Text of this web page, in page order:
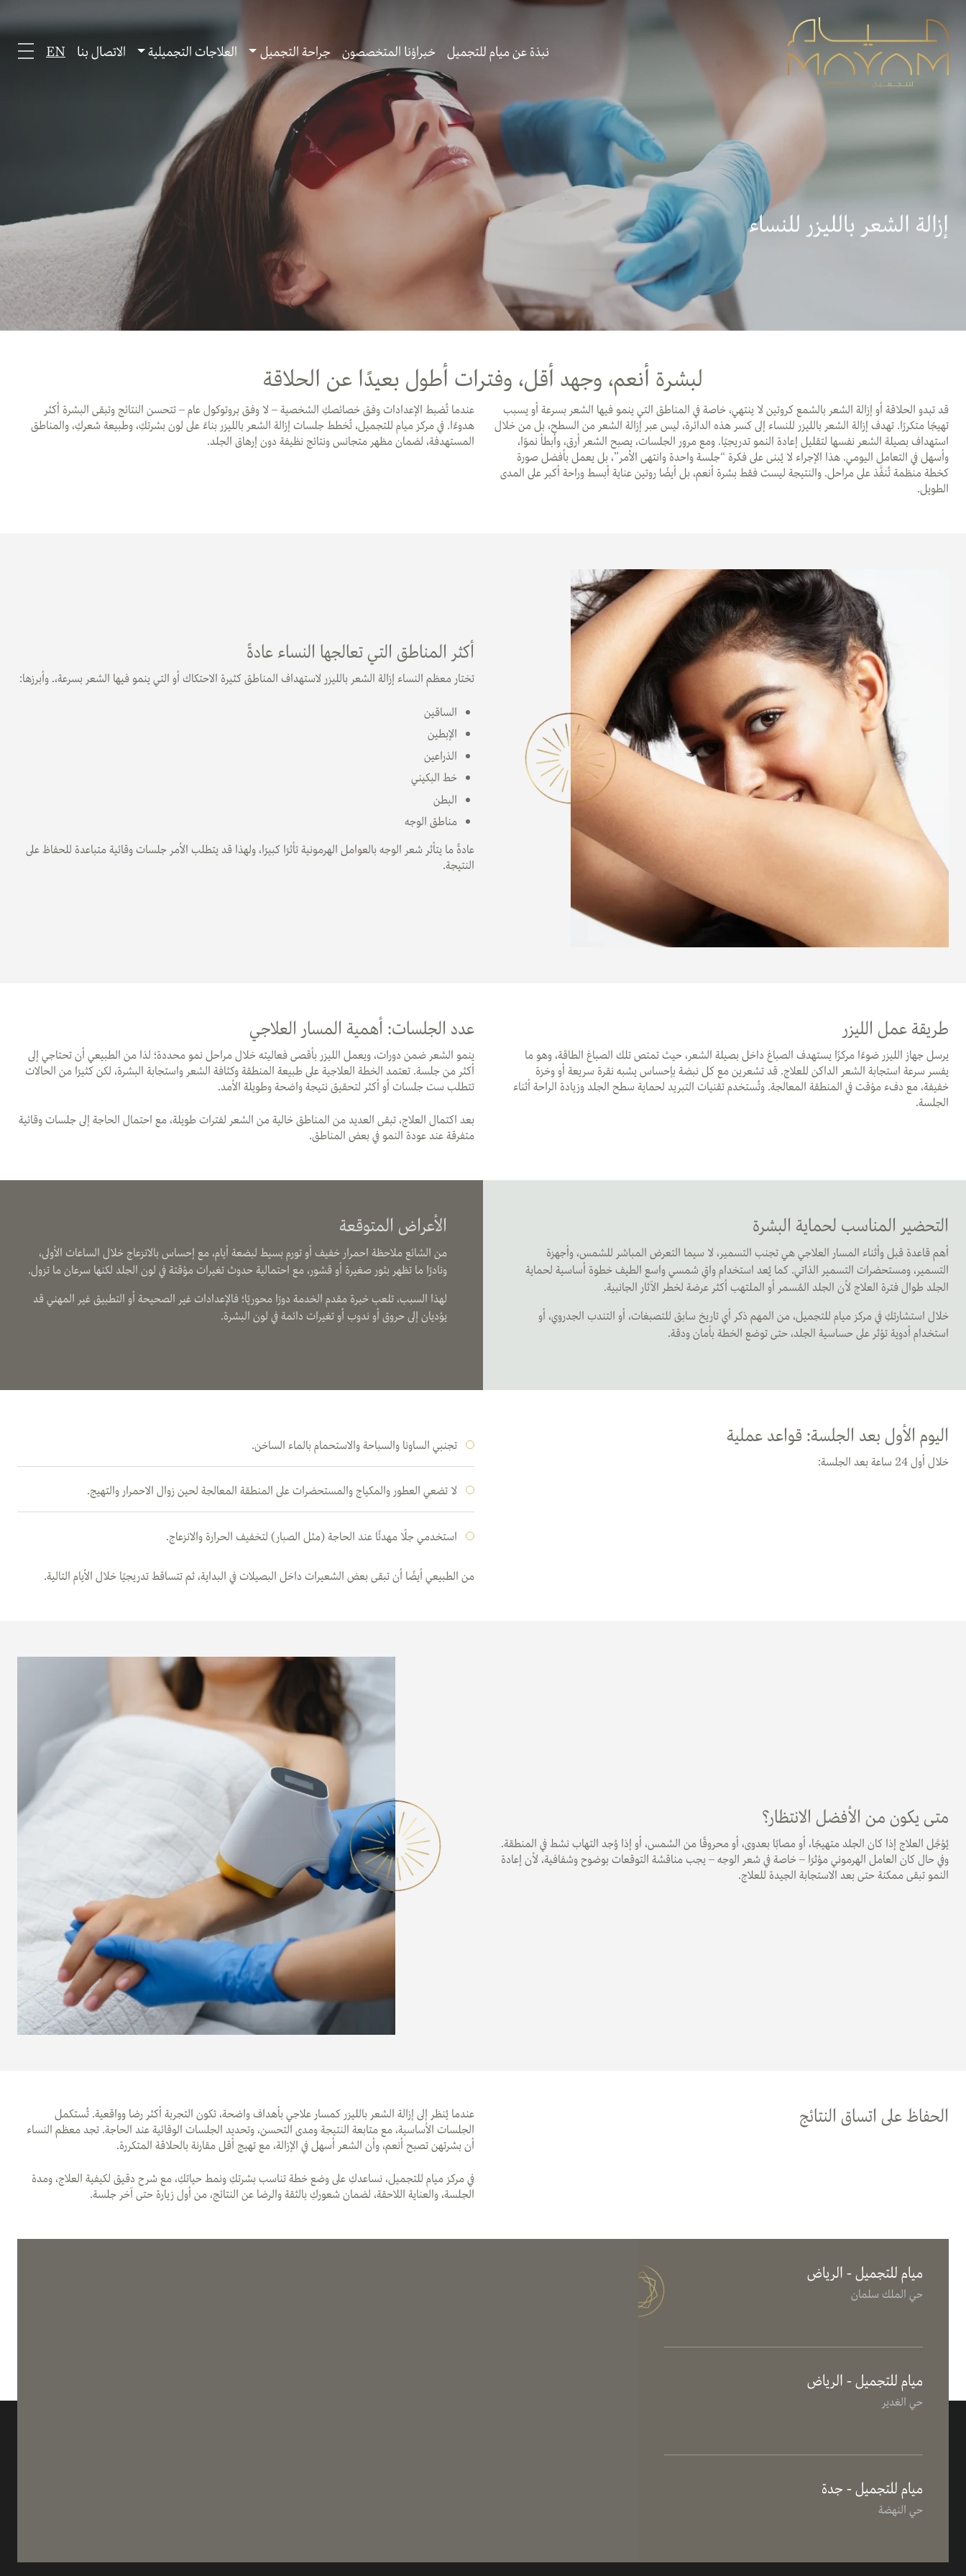
نبذة عن ميام للتجميل خبراؤنا المتخصصون جراحة التجميل العلاجات التجميلية الاتصال بنا EN
إزالة الشعر بالليزر للنساء
لبشرة أنعم، وجهد أقل، وفترات أطول بعيدًا عن الحلاقة
قد تبدو الحلاقة أو إزالة الشعر بالشمع كروتين لا ينتهي، خاصة في المناطق التي ينمو فيها الشعر بسرعة أو يسبب
تهيجًا متكررًا. تهدف إزالة الشعر بالليزر للنساء إلى كسر هذه الدائرة، ليس عبر إزالة الشعر من السطح، بل من خلال
استهداف بصيلة الشعر نفسها لتقليل إعادة النمو تدريجيًا. ومع مرور الجلسات، يصبح الشعر أرق، وأبطأ نموًا،
وأسهل في التعامل اليومي. هذا الإجراء لا يُبنى على فكرة “جلسة واحدة وانتهى الأمر”، بل يعمل بأفضل صورة
كخطة منظمة تُنفَّذ على مراحل. والنتيجة ليست فقط بشرة أنعم، بل أيضًا روتين عناية أبسط وراحة أكبر على المدى
الطويل.
عندما تُضبط الإعدادات وفق خصائصكِ الشخصية – لا وفق بروتوكول عام – تتحسن النتائج وتبقى البشرة أكثر
هدوءًا. في مركز ميام للتجميل، تُخطط جلسات إزالة الشعر بالليزر بناءً على لون بشرتكِ، وطبيعة شعركِ، والمناطق
المستهدفة، لضمان مظهر متجانس ونتائج نظيفة دون إرهاق الجلد.
أكثر المناطق التي تعالجها النساء عادةً
تختار معظم النساء إزالة الشعر بالليزر لاستهداف المناطق كثيرة الاحتكاك أو التي ينمو فيها الشعر بسرعة،. وأبرزها:
الساقين
الإبطين
الذراعين
خط البكيني
البطن
مناطق الوجه
عادةً ما يتأثر شعر الوجه بالعوامل الهرمونية تأثرًا كبيرًا، ولهذا قد يتطلب الأمر جلسات وقائية متباعدة للحفاظ على
النتيجة.
طريقة عمل الليزر
يرسل جهاز الليزر ضوءًا مركزًا يستهدف الصباغ داخل بصيلة الشعر، حيث تمتص تلك الصباغ الطاقة، وهو ما
يفسر سرعة استجابة الشعر الداكن للعلاج. قد تشعرين مع كل نبضة بإحساس يشبه نقرة سريعة أو وخزة
خفيفة، مع دفء مؤقت في المنطقة المعالجة. وتُستخدم تقنيات التبريد لحماية سطح الجلد وزيادة الراحة أثناء
الجلسة.
عدد الجلسات: أهمية المسار العلاجي
ينمو الشعر ضمن دورات، ويعمل الليزر بأقصى فعاليته خلال مراحل نمو محددة؛ لذا من الطبيعي أن تحتاجي إلى
أكثر من جلسة. تعتمد الخطة العلاجية على طبيعة المنطقة وكثافة الشعر واستجابة البشرة، لكن كثيرًا من الحالات
تتطلب ست جلسات أو أكثر لتحقيق نتيجة واضحة وطويلة الأمد.
بعد اكتمال العلاج، تبقى العديد من المناطق خالية من الشعر لفترات طويلة، مع احتمال الحاجة إلى جلسات وقائية
متفرقة عند عودة النمو في بعض المناطق.
التحضير المناسب لحماية البشرة
أهم قاعدة قبل وأثناء المسار العلاجي هي تجنب التسمير، لا سيما التعرض المباشر للشمس، وأجهزة
التسمير، ومستحضرات التسمير الذاتي. كما يُعد استخدام واقٍ شمسي واسع الطيف خطوة أساسية لحماية
الجلد طوال فترة العلاج لأن الجلد المُسمر أو الملتهب أكثر عرضة لخطر الآثار الجانبية.
خلال استشارتكِ في مركز ميام للتجميل، من المهم ذكر أي تاريخ سابق للتصبغات، أو التندب الجدروي، أو
استخدام أدوية تؤثر على حساسية الجلد، حتى توضع الخطة بأمان ودقة.
الأعراض المتوقعة
من الشائع ملاحظة احمرار خفيف أو تورم بسيط لبضعة أيام، مع إحساس بالانزعاج خلال الساعات الأولى،
ونادرًا ما تظهر بثور صغيرة أو قشور، مع احتمالية حدوث تغيرات مؤقتة في لون الجلد لكنها سرعان ما تزول.
لهذا السبب، تلعب خبرة مقدم الخدمة دورًا محوريًا؛ فالإعدادات غير الصحيحة أو التطبيق غير المهني قد
يؤديان إلى حروق أو ندوب أو تغيرات دائمة في لون البشرة.
اليوم الأول بعد الجلسة: قواعد عملية
خلال أول 24 ساعة بعد الجلسة:
تجنبي الساونا والسباحة والاستحمام بالماء الساخن.
لا تضعي العطور والمكياج والمستحضرات على المنطقة المعالجة لحين زوال الاحمرار والتهيج.
استخدمي جلًا مهدئًا عند الحاجة (مثل الصبار) لتخفيف الحرارة والانزعاج.
من الطبيعي أيضًا أن تبقى بعض الشعيرات داخل البصيلات في البداية، ثم تتساقط تدريجيًا خلال الأيام التالية.
متى يكون من الأفضل الانتظار؟
يُؤجَّل العلاج إذا كان الجلد متهيجًا، أو مصابًا بعدوى، أو محروقًا من الشمس، أو إذا وُجد التهاب نشط في المنطقة.
وفي حال كان العامل الهرموني مؤثرًا – خاصة في شعر الوجه – يجب مناقشة التوقعات بوضوح وشفافية، لأن إعادة
النمو تبقى ممكنة حتى بعد الاستجابة الجيدة للعلاج.
الحفاظ على اتساق النتائج
عندما يُنظر إلى إزالة الشعر بالليزر كمسار علاجي بأهداف واضحة، تكون التجربة أكثر رضا وواقعية. تُستكمل
الجلسات الأساسية، مع متابعة النتيجة ومدى التحسن، وتحديد الجلسات الوقائية عند الحاجة. تجد معظم النساء
أن بشرتهن تصبح أنعم، وأن الشعر أسهل في الإزالة، مع تهيج أقل مقارنة بالحلاقة المتكررة.
في مركز ميام للتجميل، نساعدكِ على وضع خطة تناسب بشرتكِ ونمط حياتكِ، مع شرح دقيق لكيفية العلاج، ومدة
الجلسة، والعناية اللاحقة، لضمان شعوركِ بالثقة والرضا عن النتائج، من أول زيارة حتى آخر جلسة.
ميام للتجميل - الرياض
حي الملك سلمان
ميام للتجميل - الرياض
حي الغدير
ميام للتجميل - جدة
حي النهضة